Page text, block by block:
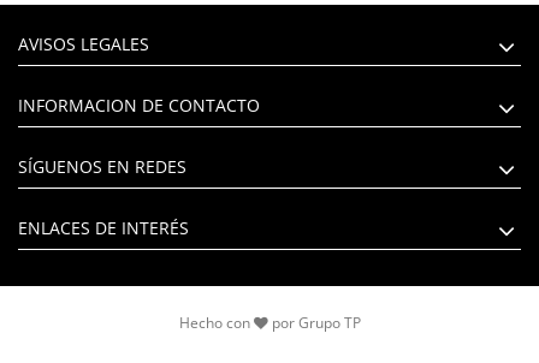
AVISOS LEGALES
INFORMACION DE CONTACTO
SÍGUENOS EN REDES
ENLACES DE INTERÉS
Hecho con por Grupo TP